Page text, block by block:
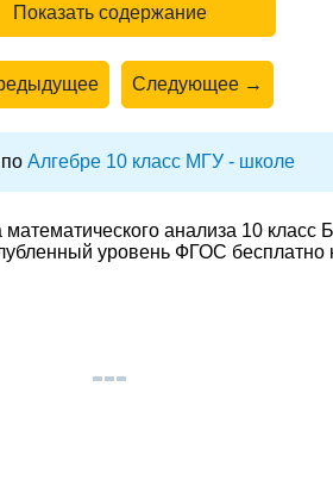
Показать содержание
Следующее →
Алгебре 10 класс МГУ - школе
анализа 10 класс
уровень ФГОС бесплатно